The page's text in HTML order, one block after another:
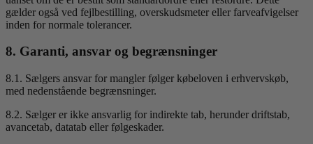
gælder også ved fejlbestilling, overskudsmeter eller farveafvigelser
inden for normale tolerancer.
8. Garanti, ansvar og begrænsninger
8.1. Sælgers ansvar for mangler følger købeloven i erhvervskøb,
med nedenstående begrænsninger.
8.2. Sælger er ikke ansvarlig for indirekte tab, herunder driftstab,
avancetab, datatab eller følgeskader.